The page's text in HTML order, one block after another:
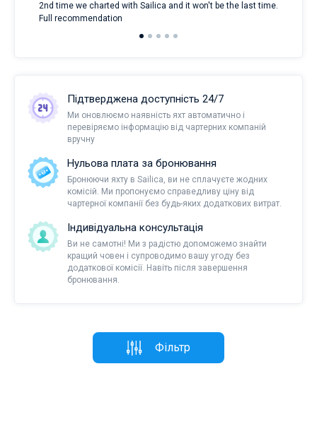
2nd time we charted with Sailica and it won't be the last time.
Full recommendation
Підтверджена доступність 24/7
Ми оновлюємо наявність яхт автоматично і
перевіряємо інформацію від чартерних компаній
вручну
Нульова плата за бронювання
Бронюючи яхту в Sailica, ви не сплачуєте жодних
комісій. Ми пропонуємо справедливу ціну від
чартерної компанії без будь-яких додаткових витрат.
Індивідуальна консультація
Ви не самотні! Ми з радістю допоможемо знайти
кращий човен і супроводимо вашу угоду без
додаткової комісії. Навіть після завершення
бронювання.
Фільтр